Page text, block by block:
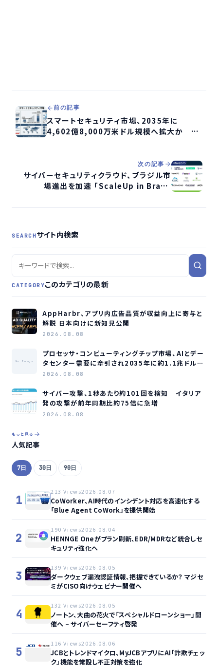
前の記事
スマートセキュリティ市場、2035年に
4,602億8,000万米ドル規模へ拡大か AI
次の記事
サイバーセキュリティクラウド、ブラジル市
場進出を加速 「ScaleUp in Brazil
SEARCHサイト内検索
CATEGORYこのカテゴリの最新
AppHarbr、アプリ内広告品質が収益向上に寄与と
解説 日本向けに新知見公開
2026.08.08
No Image
プロセッサ・コンピューティングチップ市場、AIとデー
タセンター需要に牽引され2035年に約1.1兆ドル規
模へ成長か
2026.08.08
サイバー攻撃、1秒あたり約101回を検知 イタリア
発の攻撃が前年同期比約75倍に急増
2026.08.08
もっと見る
人気記事
7日 30日 90日
1
213 Views2026.08.07
CoWorker、AI時代のインシデント対応を高速化する
「Blue Agent CoWork」を提供開始
2
190 Views2026.08.04
HENNGE Oneがプラン刷新、EDR/MDRなど統合しセ
キュリティ強化へ
3
139 Views2026.08.05
ダークウェブ漏洩認証情報、把握できているか？ マジセ
ミがCISO向けウェビナー開催へ
4
132 Views2026.08.05
ノートン、大曲の花火で「スペシャルドローンショー」開
催へ – サイバーセーフティ啓発
5
116 Views2026.08.06
JCBとトレンドマイクロ、MyJCBアプリにAI「詐欺チェッ
ク」機能を常設し不正対策を強化